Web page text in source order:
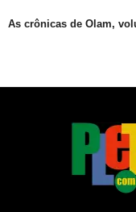
As crônicas de Olam,